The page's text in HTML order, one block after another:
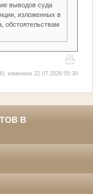
выводов суда
изложенных в
обстоятельствам
изменено 22.07.2026 05:30
В